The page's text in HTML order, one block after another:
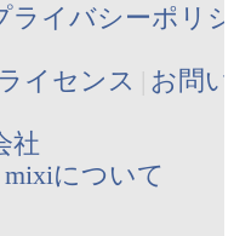
ライバシーポリ
ライセンス お問
社
mixiについて